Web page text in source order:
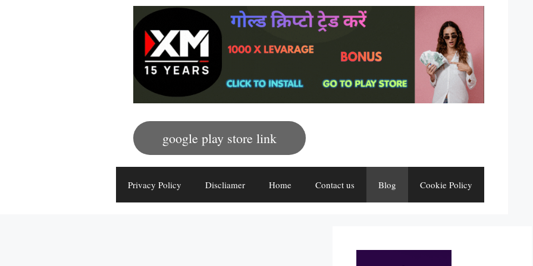
google play store link
Privacy Policy Discliamer Home Contact us Blog Cookie Policy